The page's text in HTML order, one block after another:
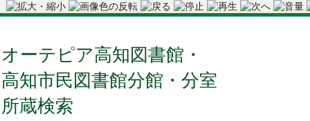
オーテピア高知図書館・
高知市民図書館分館・分室
所蔵検索